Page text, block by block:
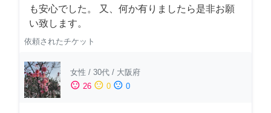
も安心でした。 又、何か有りましたら是非お願
い致します。
依頼されたチケット
女性 / 30代 / 大阪府
sentiment_satisfied 26 sentiment_neutral 0 sentiment_dissatisfied 0